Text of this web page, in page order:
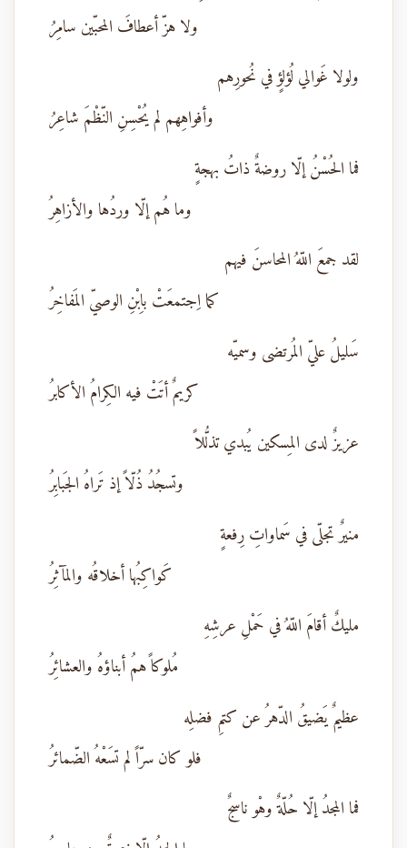
ولا هزّ أعطافَ المحبّين سامِرُ
ولولا غَوالي لُؤلؤٍ في نُحورِهم
وأفواهِهم لم يُحْسِنِ النّظْمَ شاعِرُ
فما الحُسْنُ إلّا روضةٌ ذاتُ بهجةٍ
وما هُم إلّا وردُها والأزاهِرُ
لقد جمعَ اللّهُ المحاسنَ فيهم
كما اِجتمعَتْ باِبْنِ الوصيّ المَفاخِرُ
سَليلُ عليّ المُرتضى وسميّه
كريمٌ أتَتْ فيه الكِرامُ الأكابرُ
عزيزٌ لدى المِسكين يُبدي تذلُّلاً
وتسجُدُ ذُلّاً إذ تَراهُ الجَبابِرُ
منيرٌ تجلّى في سَماواتِ رِفعةٍ
كَواكِبُها أخلاقُه والمآثِرُ
مليكٌ أقامَ اللّهُ في حَمْلِ عرشِهِ
مُلوكاً همُ أبناؤهُ والعشائِرُ
عظيمٌ يَضيقُ الدّهرُ عن كتمِ فضلِه
فلو كان سرّاً لم تسَعْهُ الضّمائرُ
فما المجدُ إلّا حُلّةٌ وهْو ناسجٌ